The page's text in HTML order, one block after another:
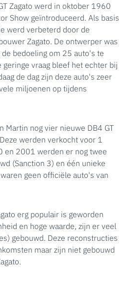
Zagato werd in oktober 1960
Show geïntroduceerd. Als basis
werd verbeterd door de
Zagato. De ontwerper was
de bedoeling om 25 auto's te
geringe vraag bleef het echter bij
de dag zijn deze auto's zeer
miljoenen op tijdens
Martin nog vier nieuwe DB4 GT
werden verkocht voor 1
en 2001 werden er nog twee
(Sanction 3) en één unieke
geen officiële auto's van
erg populair is geworden
en hoge waarde, zijn er veel
gebouwd. Deze reconstructies
maar zijn niet gebouwd